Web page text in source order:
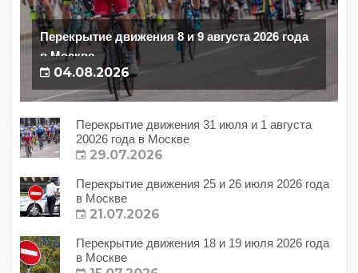
Перекрытие движения 8 и 9 августа 2026 года
в Москве
04.08.2026
Перекрытие движения 31 июля и 1 августа
20026 года в Москве
29.07.2026
Перекрытие движения 25 и 26 июля 2026 года
в Москве
21.07.2026
Перекрытие движения 18 и 19 июля 2026 года
в Москве